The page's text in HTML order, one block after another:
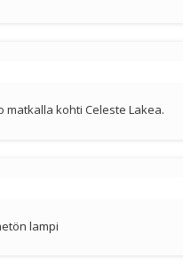
matkalla kohti Celeste Lakea.
lampi